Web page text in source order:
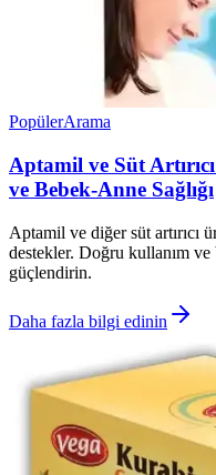
PopülerArama
Aptamil ve Süt
ve Bebek-Anne Sağlığı
Aptamil ve diğer süt artırıcı
destekler. Doğru kullanım
güçlendirin.
Daha fazla bilgi edinin